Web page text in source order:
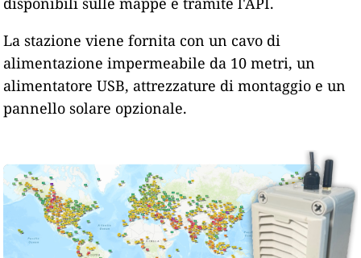
La stazione viene fornita con un cavo di
alimentazione impermeabile da 10 metri, un
alimentatore USB, attrezzature di montaggio e un
pannello solare opzionale.